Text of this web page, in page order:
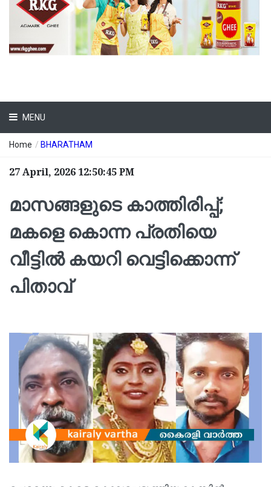
MENU
Home / BHARATHAM
27 April, 2026 12:50:45 PM
മാസങ്ങളുടെ കാത്തിരിപ്പ്;
മകളെ കൊന്ന പ്രതിയെ
വീട്ടില്‍ കയറി വെട്ടിക്കൊന്ന്
പിതാവ്